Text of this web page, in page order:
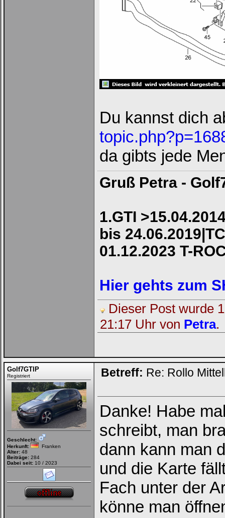
Du kannst dich
da gibts jede
Gruß Petra -
1.GTI
bis
01.12.2023 T-
Hier gehts zum
Dieser Post wurde
21:17 Uhr von Petra.
Golf7GTIP
Registriert
Geschlecht:
Herkunft:
Franken
Alter: 48
Beiträge: 284
Dabei seit: 10 / 2023
Betreff: Re: Rollo
Danke! Habe
schreibt, man
dann kann man
und die Karte
Fach unter der
könne man